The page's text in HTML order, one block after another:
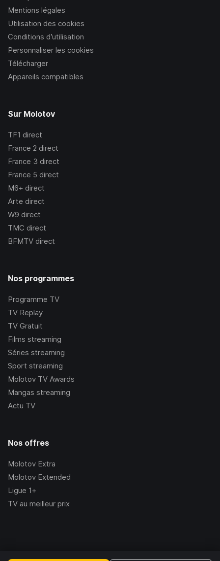
Mentions légales
Utilisation des cookies
Conditions d’utilisation
Personnaliser les cookies
Télécharger
Appareils compatibles
Sur Molotov
TF1 direct
France 2 direct
France 3 direct
France 5 direct
M6+ direct
Arte direct
W9 direct
TMC direct
BFMTV direct
Nos programmes
Programme TV
TV Replay
TV Gratuit
Films streaming
Séries streaming
Sport streaming
Molotov TV Awards
Mangas streaming
Actu TV
Nos offres
Molotov Extra
Molotov Extended
Ligue 1+
TV au meilleur prix